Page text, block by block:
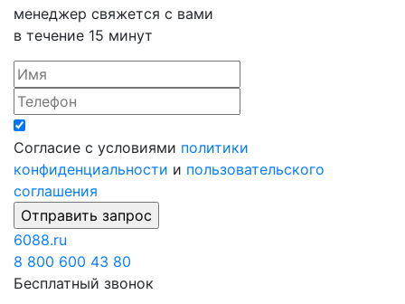
менеджер свяжется с вами
в течение 15 минут
Согласие с условиями политики
конфиденциальности и пользовательского
соглашения
6088.ru
8 800 600 43 80
Бесплатный звонок